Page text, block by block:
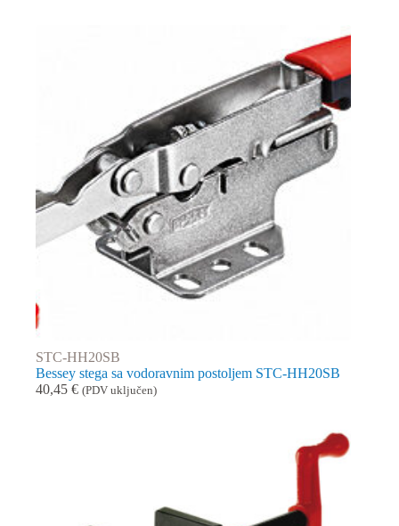
STC-HH20SB
Bessey stega sa vodoravnim postoljem STC-HH20SB
40,45 € (PDV uključen)